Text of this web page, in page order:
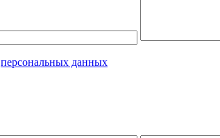
персональных данных